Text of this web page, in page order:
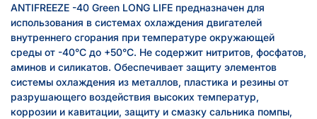
ANTIFREEZE -40 Green LONG LIFE предназначен для
использования в системах охлаждения двигателей
внутреннего сгорания при температуре окружающей
среды от -40°С до +50°С. Не содержит нитритов, фосфатов,
аминов и силикатов. Обеспечивает защиту элементов
системы охлаждения из металлов, пластика и резины от
разрушающего воздействия высоких температур,
коррозии и кавитации, защиту и смазку сальника помпы,